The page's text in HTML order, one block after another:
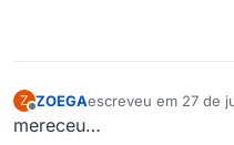
Z ZOEGAescreveu em 27 de
última edição por
mereceu…